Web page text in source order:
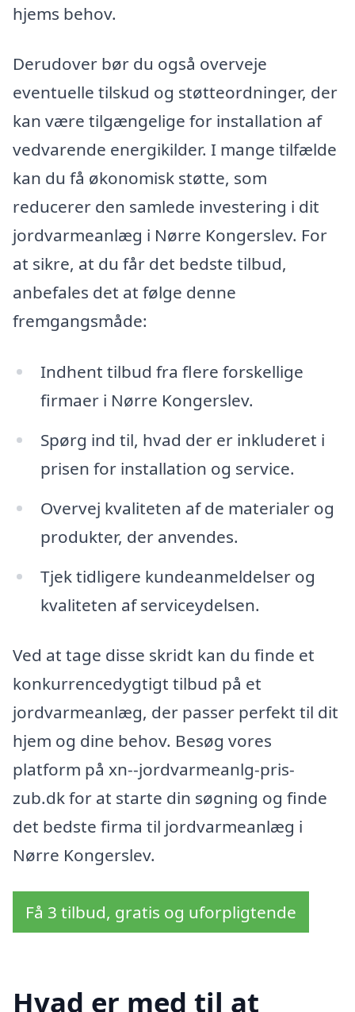
hjems behov.
Derudover bør du også overveje
eventuelle tilskud og støtteordninger, der
kan være tilgængelige for installation af
vedvarende energikilder. I mange tilfælde
kan du få økonomisk støtte, som
reducerer den samlede investering i dit
jordvarmeanlæg i Nørre Kongerslev. For
at sikre, at du får det bedste tilbud,
anbefales det at følge denne
fremgangsmåde:
Indhent tilbud fra flere forskellige
firmaer i Nørre Kongerslev.
Spørg ind til, hvad der er inkluderet i
prisen for installation og service.
Overvej kvaliteten af de materialer og
produkter, der anvendes.
Tjek tidligere kundeanmeldelser og
kvaliteten af serviceydelsen.
Ved at tage disse skridt kan du finde et
konkurrencedygtigt tilbud på et
jordvarmeanlæg, der passer perfekt til dit
hjem og dine behov. Besøg vores
platform på xn--jordvarmeanlg-pris-
zub.dk for at starte din søgning og finde
det bedste firma til jordvarmeanlæg i
Nørre Kongerslev.
Få 3 tilbud, gratis og uforpligtende
Hvad er med til at